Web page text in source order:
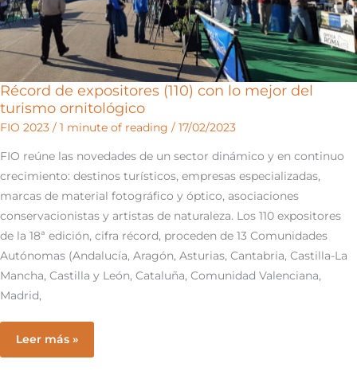
FIO
Récord de expositores (110) con lo mejor del
turismo ornitológico
FIO 2023 / 1 minute of reading / 17/02/2023
FIO reúne las novedades de un sector dinámico y en continuo
crecimiento: destinos turísticos, empresas especializadas,
marcas de material fotográfico y óptico, asociaciones
conservacionistas y artistas de naturaleza. Los 110 expositores
de la 18ª edición, cifra récord, proceden de 13 Comunidades
Autónomas (Andalucía, Aragón, Asturias, Cantabria, Castilla-La
Mancha, Castilla y León, Cataluña, Comunidad Valenciana,
Madrid,
Récord
de
Leer más »